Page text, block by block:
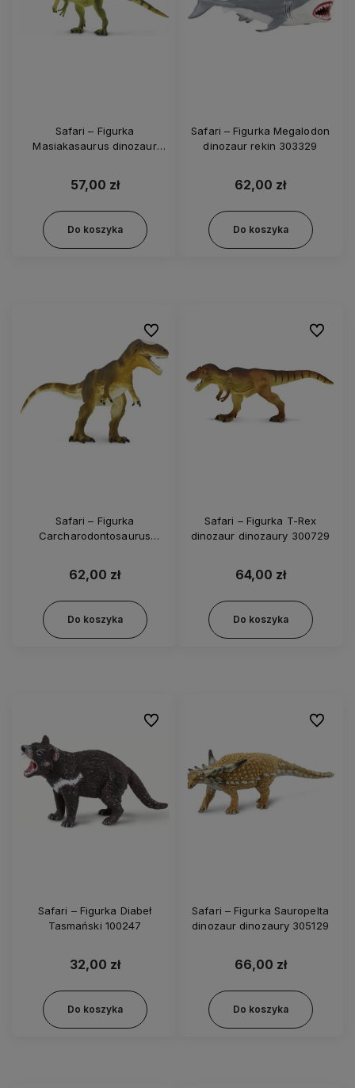
Safari – Figurka
Masiakasaurus dinozaur
57,00 zł
Do koszyka
Safari – Figurka Megalodon
dinozaur rekin 303329
62,00 zł
Do koszyka
Safari – Figurka
Carcharodontosaurus
62,00 zł
Do koszyka
Do ulubionych
Safari – Figurka T-Rex
dinozaur dinozaury 300729
64,00 zł
Do koszyka
Do
Safari – Figurka Diabeł
Tasmański 100247
32,00 zł
Do koszyka
Do ulubionych
Safari – Figurka Sauropelta
dinozaur dinozaury 305129
66,00 zł
Do koszyka
Do